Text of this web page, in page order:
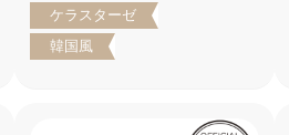
ケラスターゼ
韓国風